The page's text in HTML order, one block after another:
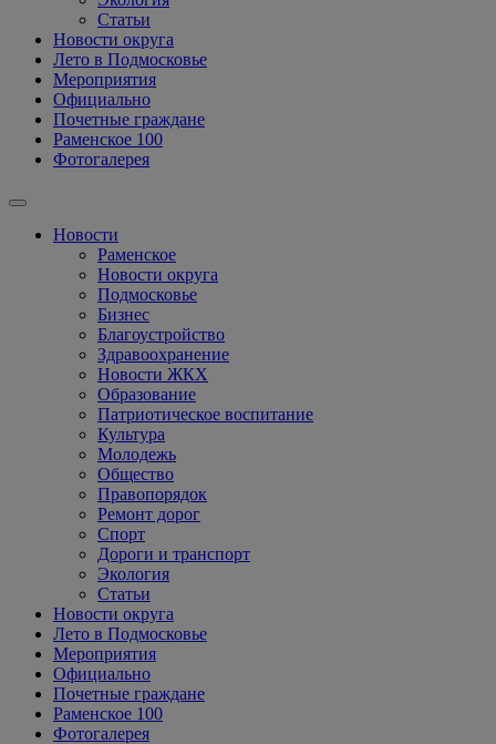
Статьи
Новости округа
Лето в Подмосковье
Мероприятия
Официально
Почетные граждане
Раменское 100
Фотогалерея
Новости
Раменское
Новости округа
Подмосковье
Бизнес
Благоустройство
Здравоохранение
Новости ЖКХ
Образование
Патриотическое воспитание
Культура
Молодежь
Общество
Правопорядок
Ремонт дорог
Спорт
Дороги и транспорт
Экология
Статьи
Новости округа
Лето в Подмосковье
Мероприятия
Официально
Почетные граждане
Раменское 100
Фотогалерея